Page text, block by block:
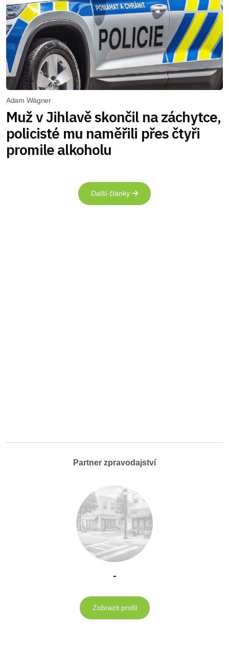
Adam Wágner
Muž v Jihlavě skončil na záchytce,
policisté mu naměřili přes čtyři
promile alkoholu
Další články
Partner zpravodajství
-
Zobrazit profil